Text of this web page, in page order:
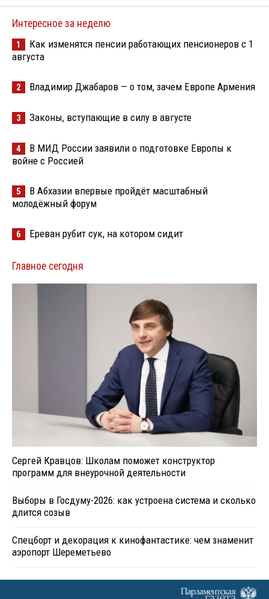
Интересное за неделю
1
Как изменятся пенсии работающих пенсионеров с 1
августа
2 Владимир Джабаров — о том, зачем Европе Армения
3 Законы, вступающие в силу в августе
4
В МИД России заявили о подготовке Европы к
войне с Россией
5
В Абхазии впервые пройдёт масштабный
молодёжный форум
6 Ереван рубит сук, на котором сидит
Главное сегодня
Сергей Кравцов: Школам поможет конструктор
программ для внеурочной деятельности
Выборы в Госдуму-2026: как устроена система и сколько
длится созыв
Спецборт и декорация к кинофантастике: чем знаменит
аэропорт Шереметьево